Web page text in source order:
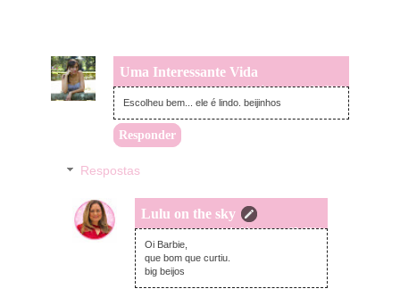
Uma Interessante Vida
domingo, agosto 24, 2014
Escolheu bem... ele é lindo. beijinhos
Responder
Respostas
Lulu on the sky
segunda-feira, agosto 25, 2014
Oi Barbie,
que bom que curtiu.
big beijos